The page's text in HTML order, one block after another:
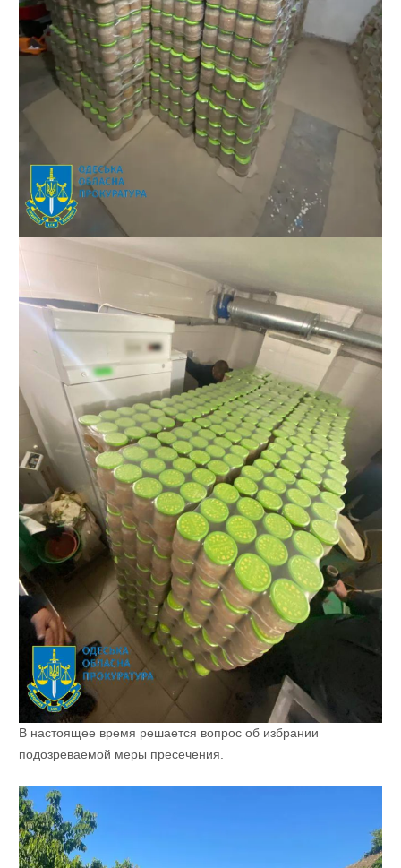
В настоящее время решается вопрос об избрании
подозреваемой меры пресечения.